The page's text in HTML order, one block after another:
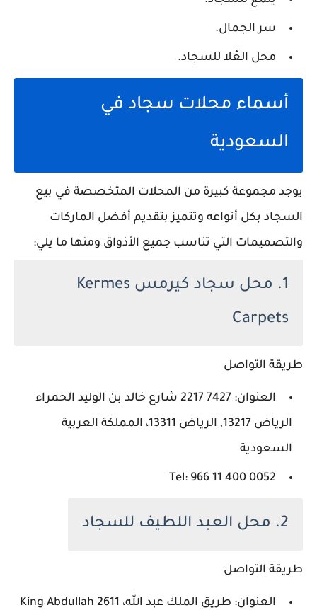
سر الجمال.
محل العُلا للسجاد.
أسماء محلات سجاد في
السعودية
يوجد مجموعة كبيرة من المحلات المتخصصة في بيع
السجاد بكل أنواعه وتتميز بتقديم أفضل الماركات
والتصميمات التي تناسب جميع الأذواق ومنها ما يلي:
1. محل سجاد كيرمس Kermes
Carpets
طريقة التواصل
العنوان: 7427 2217 شارع خالد بن الوليد الحمراء
الرياض 13217, الرياض 13311، المملكة العربية
السعودية
Tel: ‪966 11 400 0052‬‏
2. محل العبد اللطيف للسجاد
طريقة التواصل
العنوان: طريق الملك عبد الله، 2611 King Abdullah